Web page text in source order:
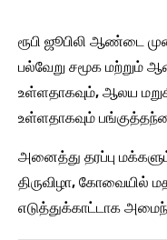
ரூபி ஜூபிலி ஆண்டை
பல்வேறு சமூக மற்றும்
உள்ளதாகவும், ஆலய
உள்ளதாகவும்
அனைத்து தரப்பு
திருவிழா, கோவையில்
எடுத்துக்காட்டாக